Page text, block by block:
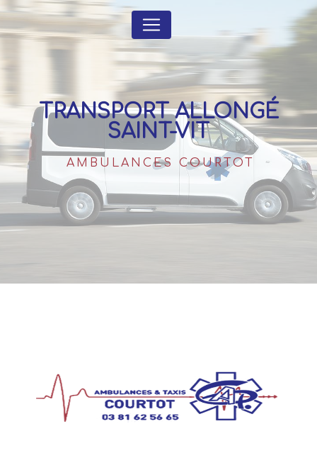
TRANSPORT ALLONGÉ
SAINT-VIT
AMBULANCES COURTOT
Panneau de gestion des cookies